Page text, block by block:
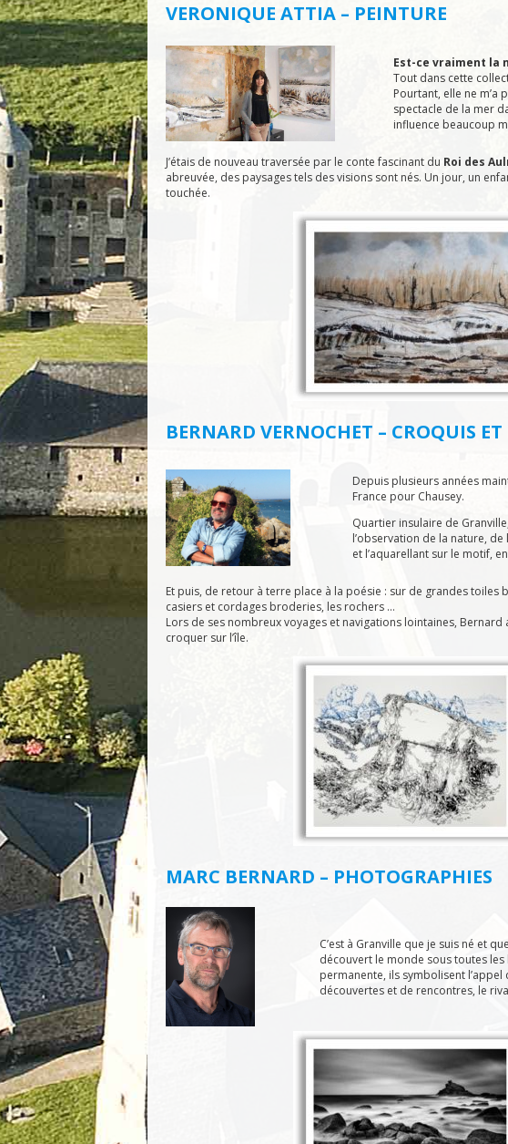
VERONIQUE ATTIA – PEINTURE
Est-ce vraiment la
Tout dans cette
Pourtant, elle ne m’a
spectacle de la mer
influence beaucoup
J’étais de nouveau traversée par le conte fascinant du Roi des
abreuvée, des paysages tels des visions sont nés. Un jour, un
touchée.
BERNARD VERNOCHET – CROQUIS ET
Depuis plusieurs années
France pour Chausey.
Quartier insulaire de
l’observation de la nature,
et l’aquarellant sur le motif,
Et puis, de retour à terre place à la poésie : sur de grandes toiles
casiers et cordages broderies, les rochers …
Lors de ses nombreux voyages et navigations lointaines,
croquer sur l’île.
MARC BERNARD – PHOTOGRAPHIES
C’est à Granville que je suis né et
découvert le monde sous toutes
permanente, ils symbolisent l’appel
découvertes et de rencontres, le